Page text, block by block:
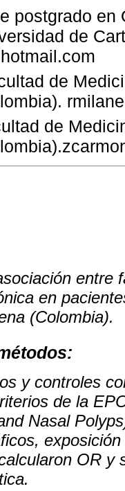
postgrado
de
de
de
entre
en
(Colombia).
y controles
de la
Nasal
OR y